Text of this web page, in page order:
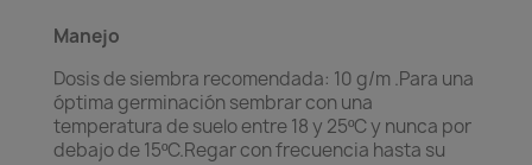
Manejo
Dosis de siembra recomendada: 10 g/m .Para una
óptima germinación sembrar con una
temperatura de suelo entre 18 y 25ºC y nunca por
debajo de 15ºC.Regar con frecuencia hasta su